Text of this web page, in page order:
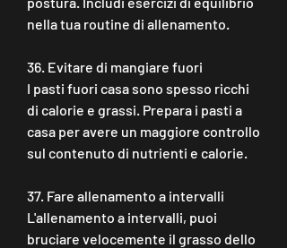
nella tua routine di allenamento.
36. Evitare di mangiare fuori
I pasti fuori casa sono spesso ricchi
di calorie e grassi. Prepara i pasti a
casa per avere un maggiore controllo
sul contenuto di nutrienti e calorie.
37. Fare allenamento a intervalli
L'allenamento a intervalli, puoi
bruciare velocemente il grasso dello